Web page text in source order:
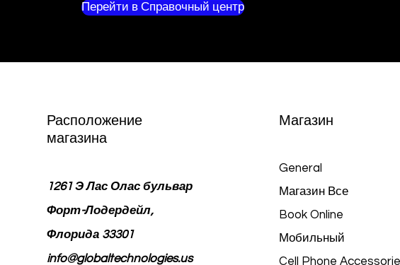
Перейти в Справочный центр
Расположение
магазина
1261 Э Лас Олас бульвар
Форт-Лодердейл,
Флорида 33301
info@globaltechnologies.us
Магазин
General
Магазин Все
Book Online
Мобильный
Cell Phone